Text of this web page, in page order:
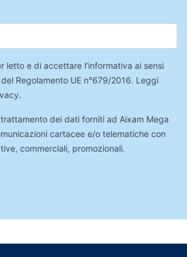
letto e di accettare l’informativa ai sensi
del Regolamento UE n°679/2016. Leggi
.
dei dati forniti ad Aixam Mega
cartacee e/o telematiche con
commerciali, promozionali.